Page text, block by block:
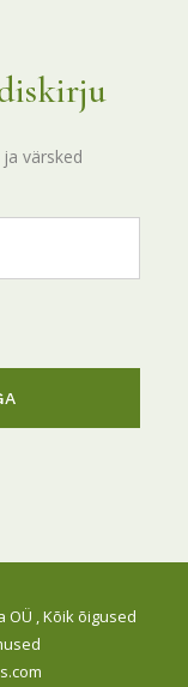
värsked
OÜ , Kõik õigused